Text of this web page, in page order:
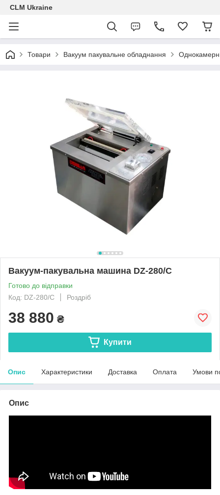
CLM Ukraine
Товари Вакуум пакувальне обладнання
Вакуум-пакувальна машина DZ-280/C
Готово до відправки
Код: DZ-280/C
Роздріб
38 880 ₴
Купити
Опис Характеристики Доставка Оплата Умови
Опис